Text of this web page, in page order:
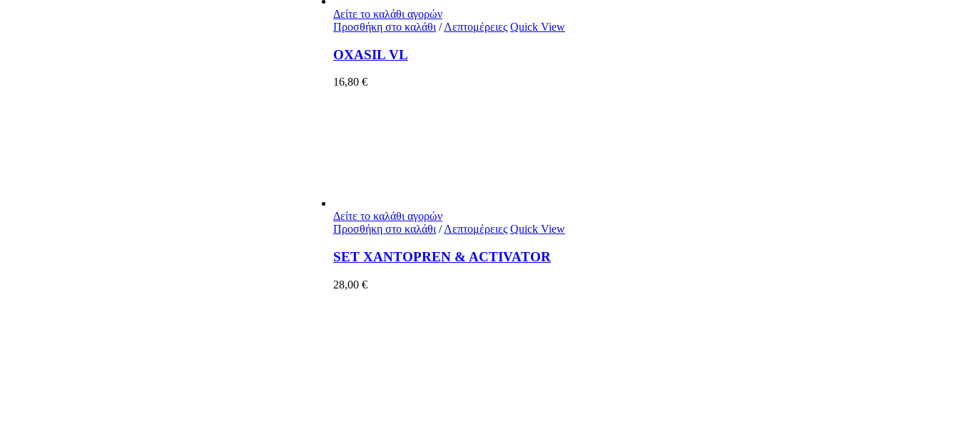
Δείτε το καλάθι αγορών
Προσθήκη στο καλάθι / Λεπτομέρειες Quick View
OXASIL VL
16,80 €
Δείτε το καλάθι αγορών
Προσθήκη στο καλάθι / Λεπτομέρειες Quick View
SET XANTOPREN & ACTIVATOR
28,00 €